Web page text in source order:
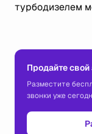
турбодизелем
Продайте
Разместите
звонки уже